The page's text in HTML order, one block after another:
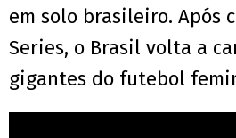
em solo brasileiro. Após
Series, o Brasil volta a
gigantes do futebol